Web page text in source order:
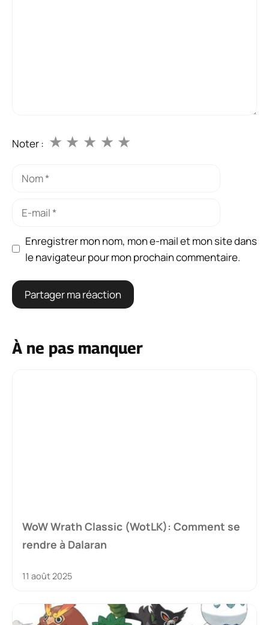
Noter : ★
★
★
★
★
Nom
Enregistrer mon nom, mon e-mail et mon site dans
le navigateur pour mon prochain commentaire.
À ne pas manquer
WoW Wrath Classic (WotLK): Comment se
rendre à Dalaran
11 août 2025